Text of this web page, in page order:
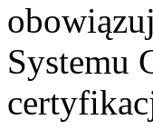
Systemu